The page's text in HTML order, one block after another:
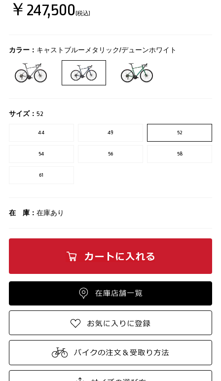
￥247,500(税込)
カラー： キャストブルーメタリック/デューンホワイト
サイズ： 52
44 49 52
54 56 58
61
在 庫： 在庫あり